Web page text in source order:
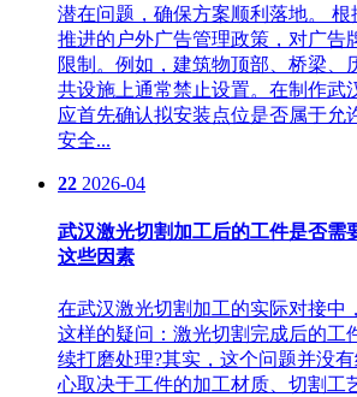
潜在问题，确保方案顺利落地。
推进的户外广告管理政策，对广告
限制。例如，建筑物顶部、桥梁、
共设施上通常禁止设置。在制作武
应首先确认拟安装点位是否属于允
安全...
22 2026-04
武汉激光切割加工后的工件是否需
这些因素
在武汉激光切割加工的实际对接中
这样的疑问：激光切割完成后的工
续打磨处理?其实，这个问题并没
心取决于工件的加工材质、切割工